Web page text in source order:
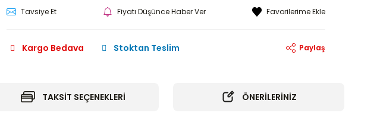
Tavsiye Et Fiyatı Düşünce Haber Ver
Kargo Bedava Stoktan Teslim Paylaş
TAKSİT SEÇENEKLERİ ÖNERİLERİNİZ